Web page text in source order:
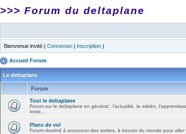
>>> Forum du deltaplane
Bienvenue invité ( Connexion | Inscription )
Accueil Forum
Le deltaplane
Forum
Tout le deltaplane
Forum sur le deltaplane en général : l'actualité, la météo,
reste...
Plans de vol
Forum destiné à annoncer des sorties, à trouver du monde pour aller